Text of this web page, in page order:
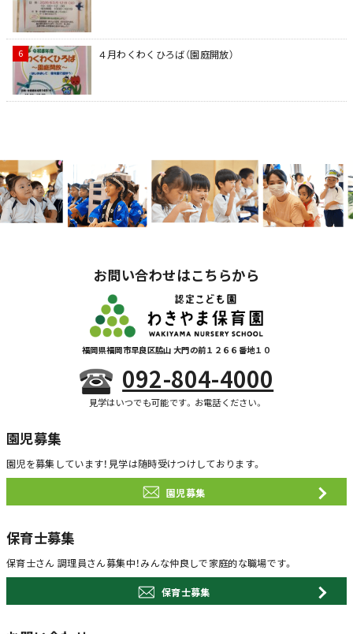
４月わくわくひろば（園庭開放）
お問い合わせはこちらから
福岡県福岡市早良区脇山 大門の前１２６６番地１０
092-804-4000
見学はいつでも可能です。お電話ください。
園児募集
園児を募集しています！ 見学は随時受けつけしております。
園児募集
保育士募集
保育士さん 調理員さん募集中！みんな仲良しで家庭的な職場です。
保育士募集